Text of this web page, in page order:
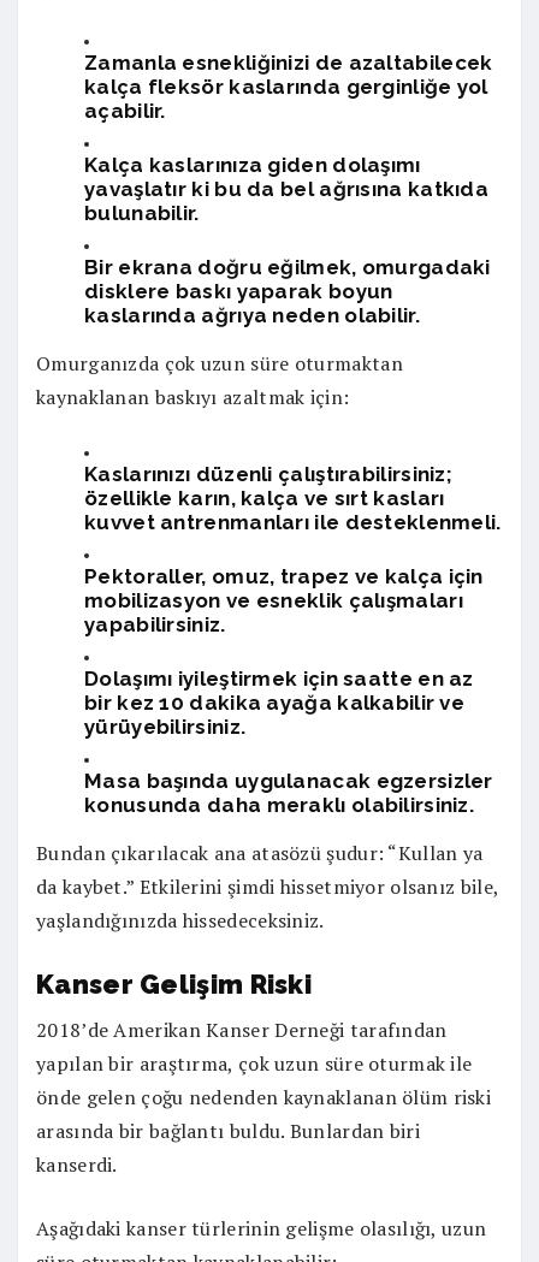
Zamanla esnekliğinizi de azaltabilecek
kalça fleksör kaslarında gerginliğe yol
açabilir.
Kalça kaslarınıza giden dolaşımı
yavaşlatır ki bu da bel ağrısına katkıda
bulunabilir.
Bir ekrana doğru eğilmek, omurgadaki
disklere baskı yaparak boyun
kaslarında ağrıya neden olabilir.
Omurganızda çok uzun süre oturmaktan
kaynaklanan baskıyı azaltmak için:
Kaslarınızı düzenli çalıştırabilirsiniz;
özellikle karın, kalça ve sırt kasları
kuvvet antrenmanları ile desteklenmeli.
Pektoraller, omuz, trapez ve kalça için
mobilizasyon ve esneklik çalışmaları
yapabilirsiniz.
Dolaşımı iyileştirmek için saatte en az
bir kez 10 dakika ayağa kalkabilir ve
yürüyebilirsiniz.
Masa başında uygulanacak egzersizler
konusunda daha meraklı olabilirsiniz.
Bundan çıkarılacak ana atasözü şudur: “Kullan ya
da kaybet.” Etkilerini şimdi hissetmiyor olsanız bile,
yaşlandığınızda hissedeceksiniz.
Kanser Gelişim Riski
2018’de Amerikan Kanser Derneği tarafından
yapılan bir araştırma, çok uzun süre oturmak ile
önde gelen çoğu nedenden kaynaklanan ölüm riski
arasında bir bağlantı buldu. Bunlardan biri
kanserdi.
Aşağıdaki kanser türlerinin gelişme olasılığı, uzun